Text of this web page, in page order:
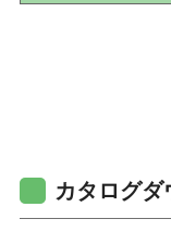
カタログダ